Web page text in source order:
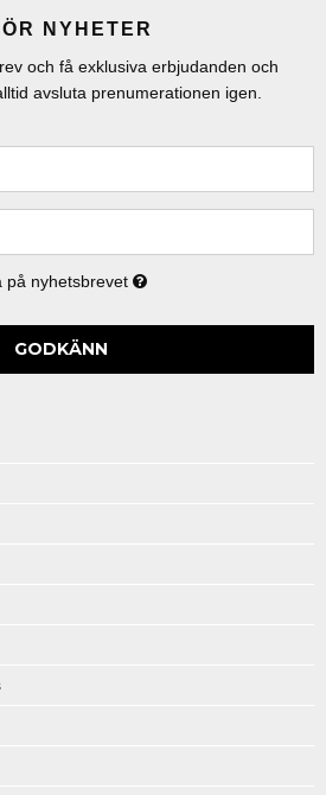
NYHETER
och få exklusiva erbjudanden och
avsluta prenumerationen igen.
på nyhetsbrevet
GODKÄNN